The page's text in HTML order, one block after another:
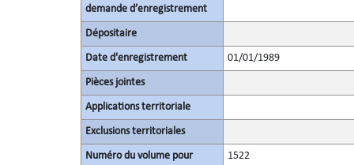
demande d’enregistrement
Dépositaire
Date d'enregistrement 01/01/1989
Pièces jointes
Applications territoriale
Exclusions territoriales
Numéro du volume pour
1522